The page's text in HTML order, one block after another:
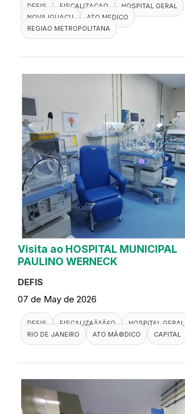
DEFIS FISCALIZACAO
HOSPITAL GERAL
NOVA IGUACU
ATO MEDICO
REGIAO METROPOLITANA
Visita ao HOSPITAL MUNICIPAL
PAULINO WERNECK
DEFIS
07 de May de 2026
DEFIS FISCALIZAÃ§Ã£O
HOSPITAL GERAL
RIO DE JANEIRO
ATO MÃ©DICO CAPITAL